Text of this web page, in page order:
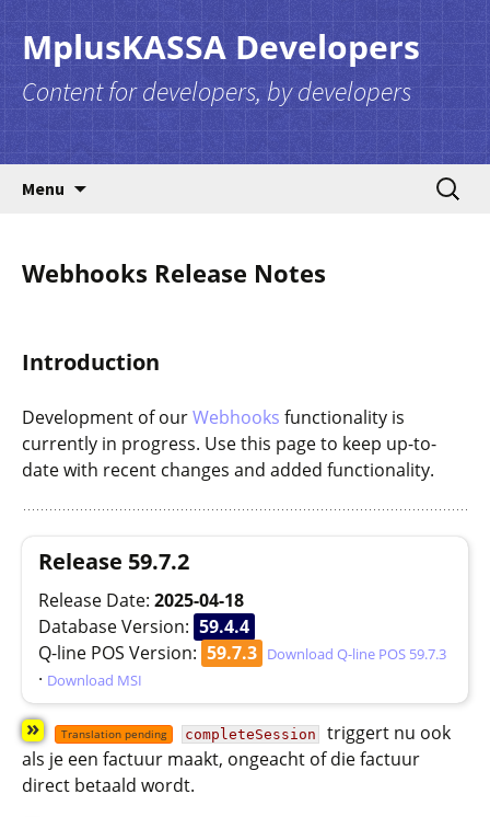
MplusKASSA Developers
Content for developers, by developers
Menu
Search
for:
Webhooks Release Notes
Introduction
Development of ourWebhooks functionality is
currently in progress. Use this page to keep up-to-
date with recent changes and added functionality.
Release 59.7.2
Release Date: 2025-04-18
Database Version: 59.4.4
Q-line POS Version: 59.7.3 Download Q-line POS 59.7.3
· Download MSI
» Translation pending completeSession
triggert nu ook
als je een factuur maakt, ongeacht of die factuur
direct betaald wordt.